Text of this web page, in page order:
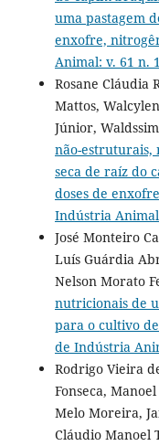
uma pastagem
enxofre,
Animal: v. 61 n.
Rosane Cláudia
Mattos,
Júnior,
não-estruturais,
seca de raíz do
doses de
Indústria
José Monteiro
Luís Guárdia
Nelson Morato
nutricionais de
para o cultivo
de Indústria
Rodrigo Vieira
Fonseca,
Melo Moreira,
Cláudio Manoel